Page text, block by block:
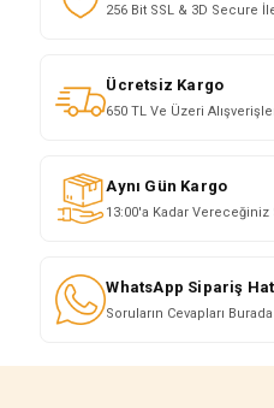
256 Bit SSL & 3D Secure
Ücretsiz Kargo
650 TL Ve Üzeri
Aynı Gün Kargo
13:00'a Kadar Vereceğiniz
WhatsApp Sipariş
Soruların Cevapları Burada